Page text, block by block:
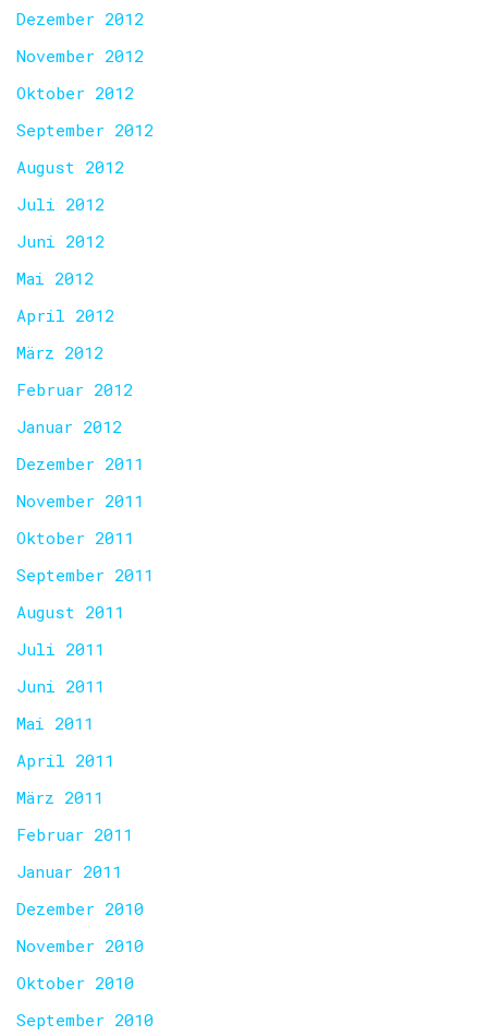
Dezember 2012
November 2012
Oktober 2012
September 2012
August 2012
Juli 2012
Juni 2012
Mai 2012
April 2012
März 2012
Februar 2012
Januar 2012
Dezember 2011
November 2011
Oktober 2011
September 2011
August 2011
Juli 2011
Juni 2011
Mai 2011
April 2011
März 2011
Februar 2011
Januar 2011
Dezember 2010
November 2010
Oktober 2010
September 2010